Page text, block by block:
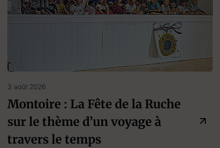
3 août 2026
Montoire : La Fête de la Ruche
sur le thème d’un voyage à
travers le temps